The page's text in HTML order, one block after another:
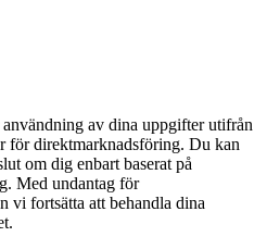
av dina uppgifter utifrån
för direktmarknadsföring. Du kan
om dig enbart baserat på
Med undantag för
vi fortsätta att behandla dina